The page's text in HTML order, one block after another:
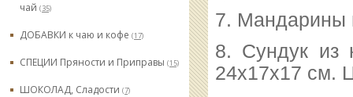
чай (35)
ДОБАВКИ к чаю и кофе (17)
СПЕЦИИ Пряности и Приправы (15)
ШОКОЛАД, Сладости (7)
7. Мандарины
8. Сундук из
24х17х17 см.